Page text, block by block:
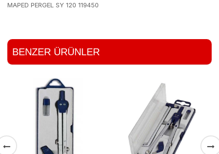
MAPED PERGEL SY 120 119450
BENZER ÜRÜNLER